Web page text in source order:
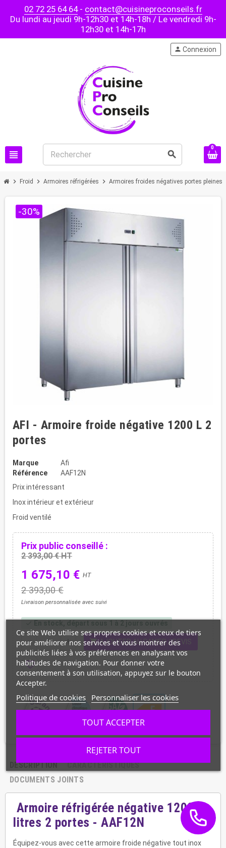
02 72 25 64 64- contact@cuisineproconseils.fr
Du lundi au jeudi 9h-12h30 et 14h-18h / Le vendredi 9h-
12h30 et 14h-17h
view_headline search
person Connexion
0
chevron_right Froid chevron_right Armoires réfrigérées chevron_right Armoires froides négatives portes pleines
-30%
AFI - Armoire froide négative 1200 L 2
portes
Marque
Afi
Référence
AAF12N
Prix intéressant
Inox intérieur et extérieur
Froid ventilé
Prix public conseillé :
2 393,00 € HT
1 675,10 € HT
2 393,00 €
Livraison personnalisée avec suivi
remove add shopping_cartAJOUTER AU PANIER / DEVIS
favorite_border
DESCRIPTION
CARACTÉRISTIQUES
DOCUMENTS JOINTS
Armoire réfrigérée négative 1200
litres 2 portes - AAF12N
Équipez-vous avec cette armoire froide négative tout inox
Ce site Web utilise ses propres cookies et ceux de tiers
pour améliorer nos services et vous montrer des
publicités liées à vos préférences en analysant vos
habitudes de navigation. Pour donner votre
consentement à son utilisation, appuyez sur le bouton
Accepter.
Politique de cookies Personnaliser les cookies
REJETER TOUT
TOUT ACCEPTER